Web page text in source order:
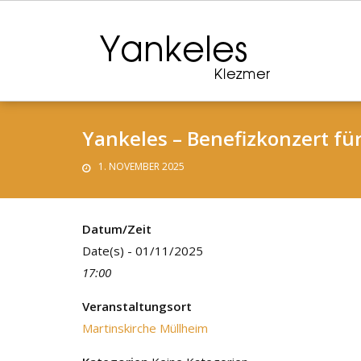
Yankeles – Benefizkonzert
1. NOVEMBER 2025
Datum/Zeit
Date(s) - 01/11/2025
17:00
Veranstaltungsort
Martinskirche Müllheim